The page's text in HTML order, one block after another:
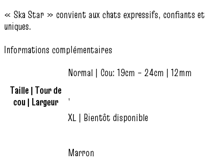
« Ska Star » convient aux chats expressifs, confiants et
uniques.
Informations complémentaires
Taille | Tour de
cou | Largeur
Normal | Cou: 19cm – 24cm | 12mm
,
XL | Bientôt disponible
Marron